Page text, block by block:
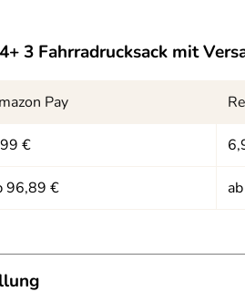
3 Fahrradrucksack mit
Pay
€
96,89 €